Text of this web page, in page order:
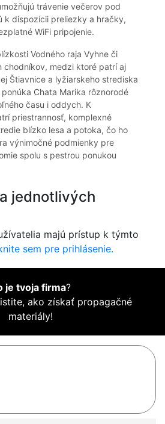
trávenie večerov pod
k dispozícii preliezky a hračky,
WiFi pripojenie.
Vodného raja Vyhne či
chodníkov, medzi ktoré patrí aj
Štiavnice a lyžiarskeho strediska
Chata Marika rôznorodé
času i oddych. K
priestrannosť, komplexné
blízko lesa a potoka, čo ho
výnimočné podmienky pre
spolu s pestrou ponukou
jednotlivých
majú prístup k týmto
sem pre prihlásenie.
je tvoja firma?
ako získať propagačné
materiály!